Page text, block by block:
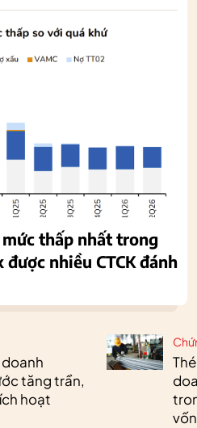
tăng trần,
hoạt
vốn
thấp nhất trong
nhiều CTCK đánh